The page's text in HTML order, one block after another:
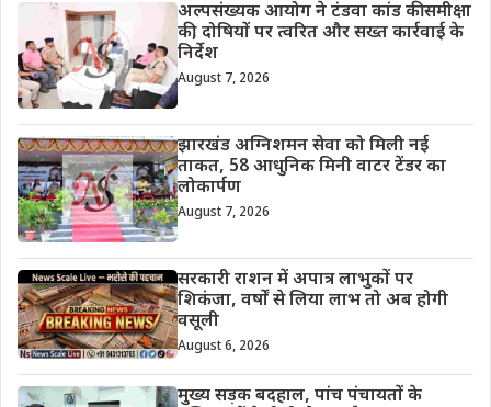
अल्पसंख्यक आयोग ने टंडवा कांड की समीक्षा
की, दोषियों पर त्वरित और सख्त कार्रवाई के
निर्देश
August 7, 2026
झारखंड अग्निशमन सेवा को मिली नई
ताकत, 58 आधुनिक मिनी वाटर टेंडर का
लोकार्पण
August 7, 2026
सरकारी राशन में अपात्र लाभुकों पर
शिकंजा, वर्षों से लिया लाभ तो अब होगी
वसूली
August 6, 2026
मुख्य सड़क बदहाल, पांच पंचायतों के